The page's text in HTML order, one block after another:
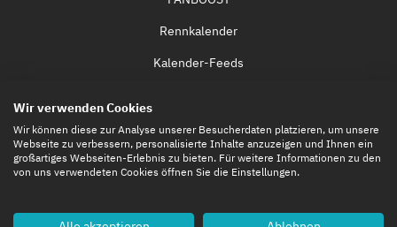
Rennkalender
Kalender-Feeds
Eintrittskarten
Wir verwenden Cookies
Wir können diese zur Analyse unserer Besucherdaten platzieren, um unsere
Webseite zu verbessern, personalisierte Inhalte anzuzeigen und Ihnen ein
großartiges Webseiten-Erlebnis zu bieten. Für weitere Informationen zu den
von uns verwendeten Cookies öffnen Sie die Einstellungen.